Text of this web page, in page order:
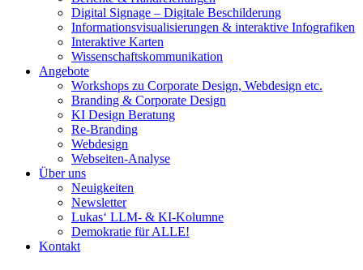
Digital Signage – Digitale Beschilderung
Informationsvisualisierungen & interaktive Infografiken
Interaktive Karten
Wissenschaftskommunikation
Angebote
Workshops zu Corporate Design, Webdesign etc.
Branding & Corporate Design
KI Design Beratung
Re-Branding
Webdesign
Webseiten-Analyse
Über uns
Neuigkeiten
Newsletter
Lukas‘ LLM- & KI-Kolumne
Demokratie für ALLE!
Kontakt